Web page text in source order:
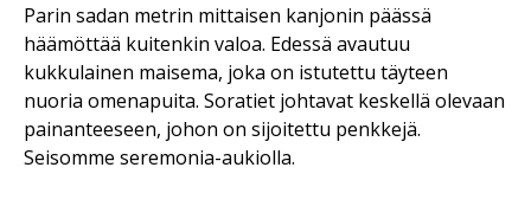
Parin sadan metrin mittaisen kanjonin päässä
häämöttää kuitenkin valoa. Edessä avautuu
kukkulainen maisema, joka on istutettu täyteen
nuoria omenapuita. Soratiet johtavat keskellä olevaan
painanteeseen, johon on sijoitettu penkkejä.
Seisomme seremonia-aukiolla.